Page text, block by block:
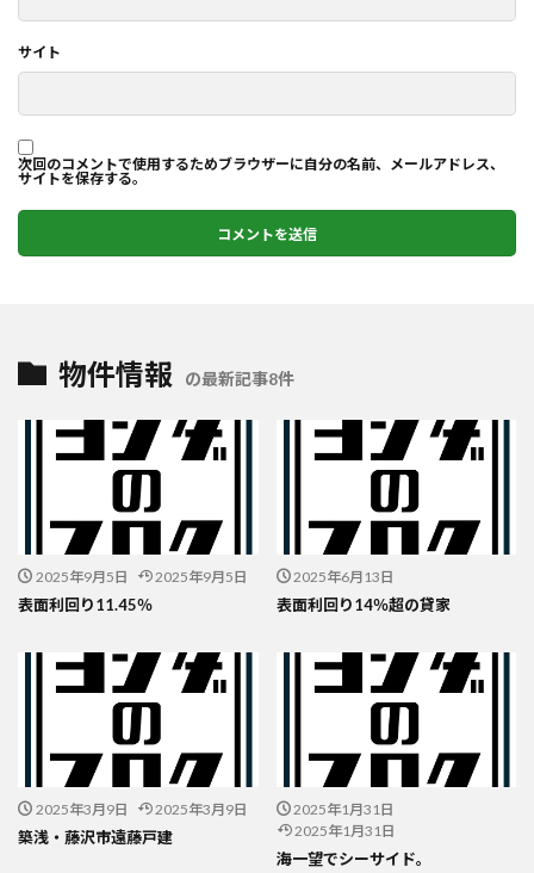
サイト
次回のコメントで使用するためブラウザーに自分の名前、メールアドレス、
サイトを保存する。
物件情報 の最新記事8件
2025年9月5日 2025年9月5日
表面利回り11.45％
2025年6月13日
表面利回り14％超の貸家
2025年3月9日 2025年3月9日
築浅・藤沢市遠藤戸建
2025年1月31日
2025年1月31日
海一望でシーサイド。